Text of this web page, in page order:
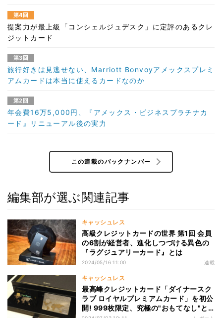
第4回
提案力が最上級「コンシェルジュデスク」に定評のあるクレ
ジットカード
第3回
旅行好きは見逃せない、Marriott Bonvoyアメックスプレミ
アムカードは本当に使えるカードなのか
第2回
年会費16万5,000円、『アメックス・ビジネスプラチナカ
ード』リニューアル後の実力
この連載のバックナンバー
編集部が選ぶ関連記事
キャッシュレス
高級クレジットカードの世界 第1回 会員
の6割が経営者、進化しつづける異色の
『ラグジュアリーカード』とは
2024/05/16 11:00 連載
キャッシュレス
最高峰クレジットカード「ダイナースク
ラブ ロイヤルプレミアムカード」を初公
開! 999枚限定、究極の"おもてなし"と